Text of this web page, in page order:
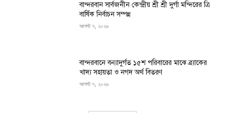
বান্দরবান সার্বজনীন কেন্দ্রীয় শ্রী শ্রী দুর্গা মন্দিরের ত্রি
বার্ষিক নির্বাচন সম্পন্ন
আগস্ট ৭, ২০২৬
বান্দরবানে বন্যাদুর্গত ১৫শ পরিবারের মাঝে ব্র্যাকের
খাদ্য সহায়তা ও নগদ অর্থ বিতরণ
আগস্ট ৭, ২০২৬